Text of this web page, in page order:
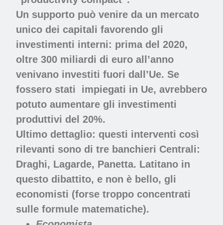
Un supporto può venire da un mercato
unico dei capitali favorendo gli
investimenti interni: prima del 2020,
oltre 300 miliardi di euro all’anno
venivano investiti fuori dall’Ue. Se
fossero stati
impiegati in Ue, avrebbero
potuto aumentare gli investimenti
produttivi del 20%.
Ultimo dettaglio: questi interventi così
rilevanti sono di tre banchieri Centrali:
Draghi, Lagarde, Panetta. Latitano in
questo dibattito, e non è bello, gli
economisti (forse troppo concentrati
sulle formule matematiche).